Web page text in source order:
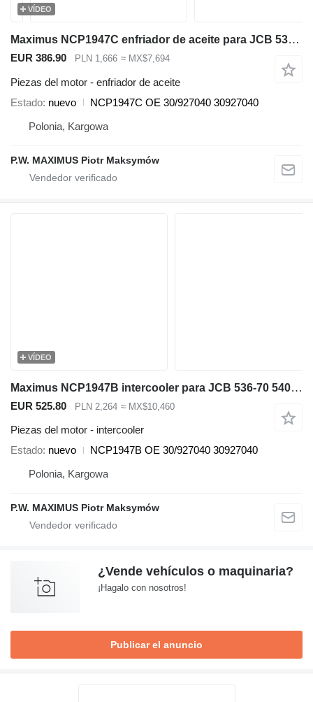
VÍDEO
Maximus NCP1947C enfriador de aceite para JCB 536-70 540-140 531-70 533-105 535-95 536-60 536-70 540-170 541-70 550-140 cargadora telescópica
EUR 386.90 PLN 1,666 ≈ MX$7,694
Piezas del motor - enfriador de aceite
Estado nuevo
NCP1947C OE 30/927040 30927040
Polonia, Kargowa
P.W. MAXIMUS Piotr Maksymów
VÍDEO
Maximus NCP1947B intercooler para JCB 536-70 540-140 531-70 533-105 535-95 536-60 536-70 540-170 541-70 550-140 cargadora telescópica
EUR 525.80 PLN 2,264 ≈ MX$10,460
Piezas del motor - intercooler
Estado nuevo
NCP1947B OE 30/927040 30927040
Polonia, Kargowa
P.W. MAXIMUS Piotr Maksymów
¿Vende vehículos o maquinaria?
¡Hagalo con nosotros!
Publicar el anuncio